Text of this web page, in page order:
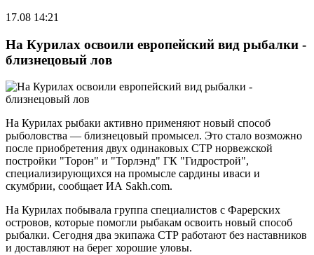
17.08 14:21
На Курилах освоили европейский вид рыбалки -
близнецовый лов
На Курилах рыбаки активно применяют новый способ
рыболовства — близнецовый промысел. Это стало возможно
после приобретения двух одинаковых СТР норвежской
постройки "Торон" и "Торлэнд" ГК "Гидрострой",
специализирующихся на промысле сардины иваси и
скумбрии, сообщает ИА Sakh.com.
На Курилах побывала группа специалистов с Фарерских
островов, которые помогли рыбакам освоить новый способ
рыбалки. Сегодня два экипажа СТР работают без наставников
и доставляют на берег хорошие уловы.